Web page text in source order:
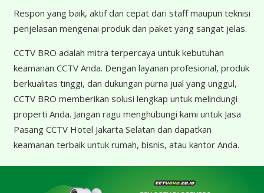
Respon yang baik, aktif dan cepat dari staff maupun teknisi
penjelasan mengenai produk dan paket yang sangat jelas.
CCTV BRO adalah mitra terpercaya untuk kebutuhan
keamanan CCTV Anda. Dengan layanan profesional, produk
berkualitas tinggi, dan dukungan purna jual yang unggul,
CCTV BRO memberikan solusi lengkap untuk melindungi
properti Anda. Jangan ragu menghubungi kami untuk Jasa
Pasang CCTV Hotel Jakarta Selatan dan dapatkan
keamanan terbaik untuk rumah, bisnis, atau kantor Anda.